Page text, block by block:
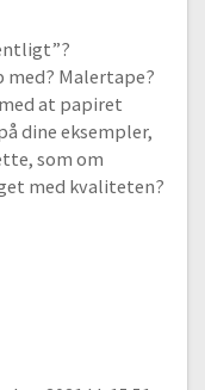
med? Malertape?
at papiret
dine eksempler,
som om
med kvaliteten?